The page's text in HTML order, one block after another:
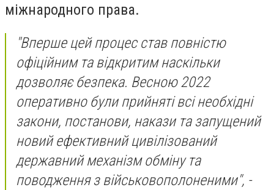
міжнародного права.
"Вперше цей процес став повністю
офіційним та відкритим наскільки
дозволяє безпека. Весною 2022
оперативно були прийняті всі необхідні
закони, постанови, накази та запущений
новий ефективний цивілізований
державний механізм обміну та
поводження з військовополоненими", -